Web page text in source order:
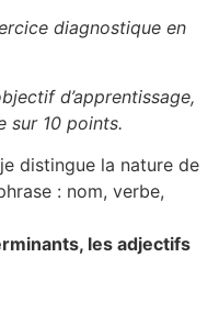
diagnostique en
d’apprentissage,
sur 10 points.
distingue la nature de
: nom, verbe,
minants, les adjectifs